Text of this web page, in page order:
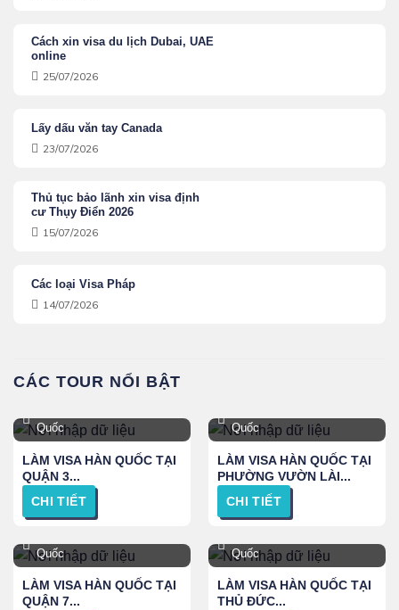
Cách xin visa du lịch Dubai, UAE
online
25/07/2026
Lấy dấu văn tay Canada
23/07/2026
Thủ tục bảo lãnh xin visa định
cư Thụy Điển 2026
15/07/2026
Các loại Visa Pháp
14/07/2026
CÁC TOUR NỔI BẬT
Quốc
LÀM VISA HÀN QUỐC TẠI
QUẬN 3...
CHI TIẾT
Quốc
LÀM VISA HÀN QUỐC TẠI
PHƯỜNG VƯỜN LÀI...
CHI TIẾT
Quốc
LÀM VISA HÀN QUỐC TẠI
QUẬN 7...
Quốc
LÀM VISA HÀN QUỐC TẠI
THỦ ĐỨC...